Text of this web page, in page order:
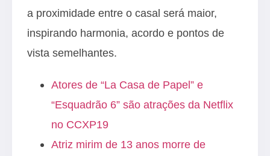
a proximidade entre o casal será maior,
inspirando harmonia, acordo e pontos de
vista semelhantes.
Atores de “La Casa de Papel” e
“Esquadrão 6” são atrações da Netflix
no CCXP19
Atriz mirim de 13 anos morre de